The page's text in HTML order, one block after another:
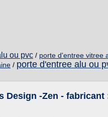
ou pvc / porte d'entree vitree
/ porte d'entree alu ou
Design -Zen - fabricant